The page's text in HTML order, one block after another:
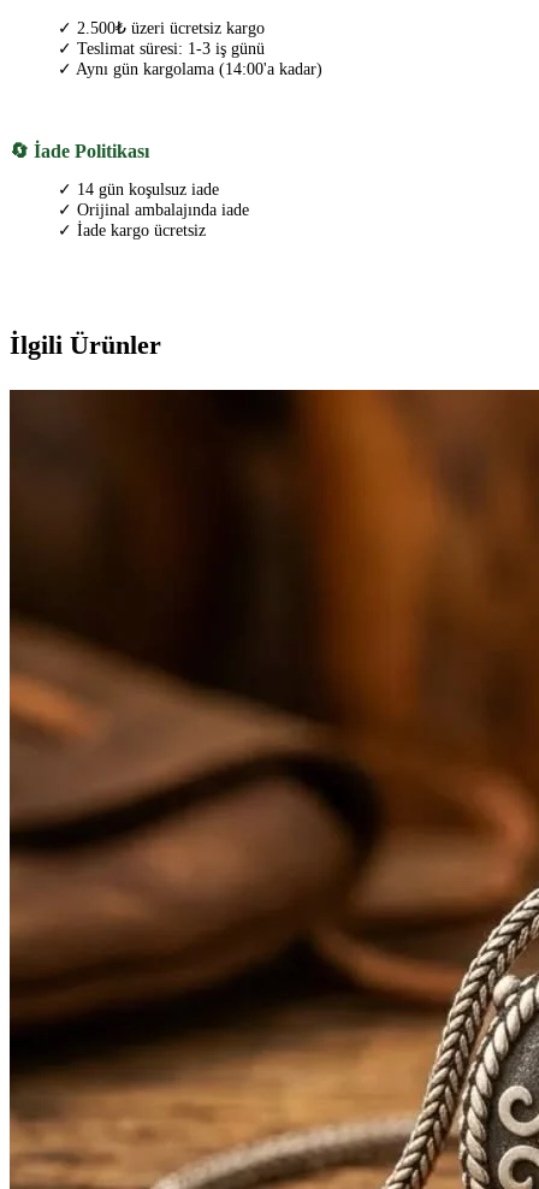
✓ 2.500₺ üzeri ücretsiz kargo
✓ Teslimat süresi: 1-3 iş günü
✓ Aynı gün kargolama (14:00'a kadar)
🔄 İade Politikası
✓ 14 gün koşulsuz iade
✓ Orijinal ambalajında iade
✓ İade kargo ücretsiz
İlgili Ürünler